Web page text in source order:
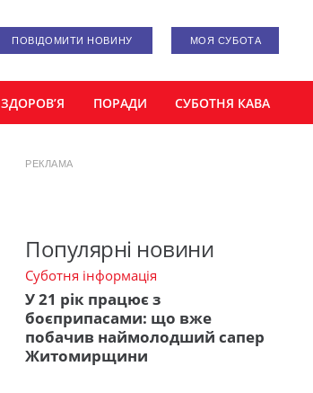
ПОВІДОМИТИ НОВИНУ МОЯ СУБОТА
ЗДОРОВ’Я ПОРАДИ СУБОТНЯ КАВА
РЕКЛАМА
Популярні новини
Суботня інформація
У 21 рік працює з
боєприпасами: що вже
побачив наймолодший сапер
Житомирщини